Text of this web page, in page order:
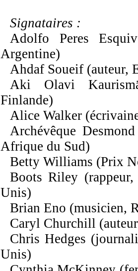
Signataires :
Adolfo Peres
Argentine)
Ahdaf Soueif (auteur,
Aki
Olavi
Finlande)
Alice Walker
Archévêque
Afrique du Sud)
Betty Williams (Prix
Boots Riley
Unis)
BrianEno (musicien,
Caryl Churchill
ChrisHedges
Unis)